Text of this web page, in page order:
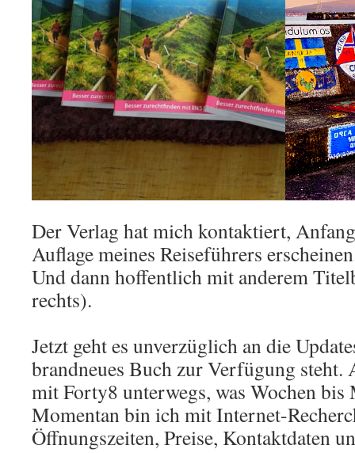
Der Verlag hat mich kontaktiert,
Auflage meines Reiseführers
Und dann hoffentlich mit anderem
rechts).
Jetzt geht es unverzüglich an die
brandneues Buch zur Verfügung steht.
mit Forty8 unterwegs, was Wochen
Momentan bin ich mit Internet-
Öffnungszeiten, Preise, Kontaktdaten